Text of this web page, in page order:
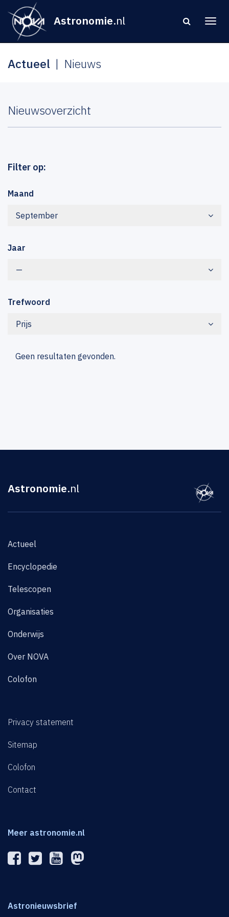
Astronomie.nl
Actueel Nieuws
Nieuwsoverzicht
Filter op:
Maand
September
Jaar
—
Trefwoord
Prijs
Geen resultaten gevonden.
Astronomie.nl
Actueel
Encyclopedie
Telescopen
Organisaties
Onderwijs
Over NOVA
Colofon
Privacy statement
Sitemap
Colofon
Contact
Meer astronomie.nl
Astronieuwsbrief